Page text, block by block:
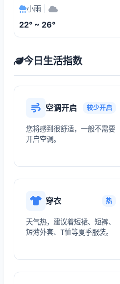
小雨
22° ~ 26°
今日生活指数
空调开启 较少开启
您将感到很舒适，一般不需要
开启空调。
穿衣 热
天气热，建议着短裙、短裤、
短薄外套、T恤等夏季服装。